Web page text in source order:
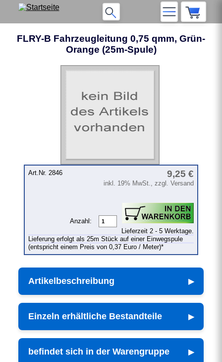
FLRY-B Fahrzeugleitung 0,75 qmm, Grün-
Orange (25m-Spule)
Art.Nr. 2846 9,25 €
inkl. 19% MwSt., zzgl. Versand
Anzahl:
Lieferzeit 2 - 5 Werktage.
Lieferung erfolgt als 25m Stück auf einer Einwegspule
(entspricht einem Preis von 0,37 Euro / Meter)*
Artikelbeschreibung
Einzeln erhältliche Bestandteile
befindet sich in der Warengruppe